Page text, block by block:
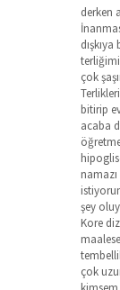
derken
çok
bitirip
acaba
şey
Kore
çok